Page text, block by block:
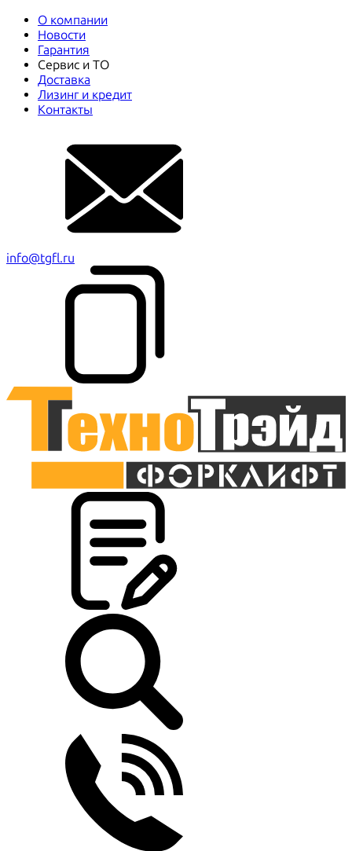
О компании
Новости
Гарантия
Сервис и ТО
Доставка
Лизинг и кредит
Контакты
info@tgfl.ru